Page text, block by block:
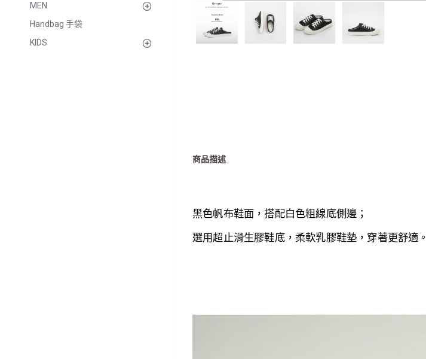
MEN
Handbag 手袋
KIDS
商品描述
黑色帆布鞋面，搭配白色粗線底側邊；
選用超止滑生膠鞋底， 柔軟乳膠鞋墊，穿著更舒適。